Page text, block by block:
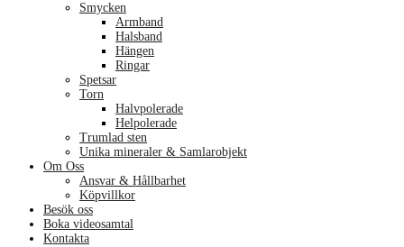
Smycken
Armband
Halsband
Hängen
Ringar
Spetsar
Torn
Halvpolerade
Helpolerade
Trumlad sten
Unika mineraler & Samlarobjekt
Om Oss
Ansvar & Hållbarhet
Köpvillkor
Besök oss
Boka videosamtal
Kontakta